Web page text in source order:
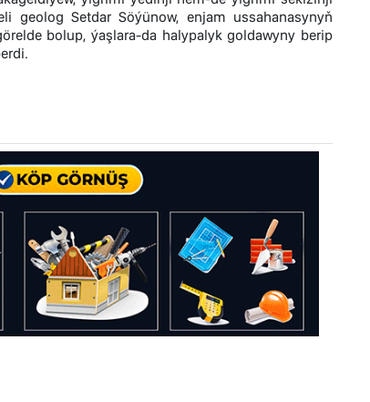
geolog Setdar Söýünow, enjam ussahanasynyň
bolup, ýaşlara-da halypalyk goldawyny berip